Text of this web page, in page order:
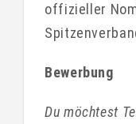
offizieller
Bewerbung
Du möchtest